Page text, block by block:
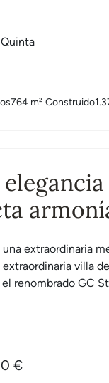
764 m² Construido
icónica
extraordinaria
villa
renombrado GC
€